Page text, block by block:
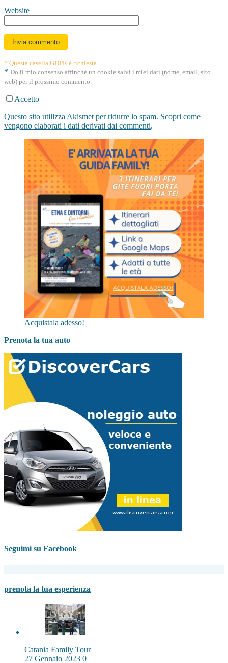
Website
* Questa casella GDPR è richiesta
* Do il mio consenso affinché un cookie salvi i miei dati (nome, email, sito
web) per il prossimo commento.
Accetto
Questo sito utilizza Akismet per ridurre lo spam. Scopri come
vengono elaborati i dati derivati dai commenti.
Acquistala adesso!
Prenota la tua auto
Seguimi su Facebook
prenota la tua esperienza
Catania Family Tour
27 Gennaio 2023 0